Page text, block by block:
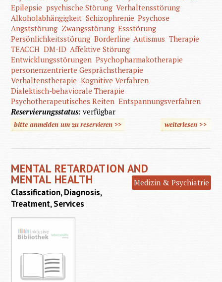
Epilepsie psychische Störung Verhaltensstörung
Alkoholabhängigkeit Schizophrenie Psychose
Angststörung Zwangsstörung Essstörung
Persönlichkeitsstörung Borderline Autismus Therapie
TEACCH DM-ID Affektive Störung
Entwicklungsstörungen Psychopharmakotherapie
personenzentrierte Gesprächstherapie
Verhaltenstherapie Kognitive Verfahren
Dialektisch-behaviorale Therapie
Psychotherapeutisches Reiten Entspannungsverfahren
Reservierungsstatus:verfügbar
bitte anmelden um zu reservieren >> weiterlesen über
>>
MENTAL RETARDATION AND
MENTAL HEALTH Medizin & Psychiatrie
Classification, Diagnosis,
Treatment, Services